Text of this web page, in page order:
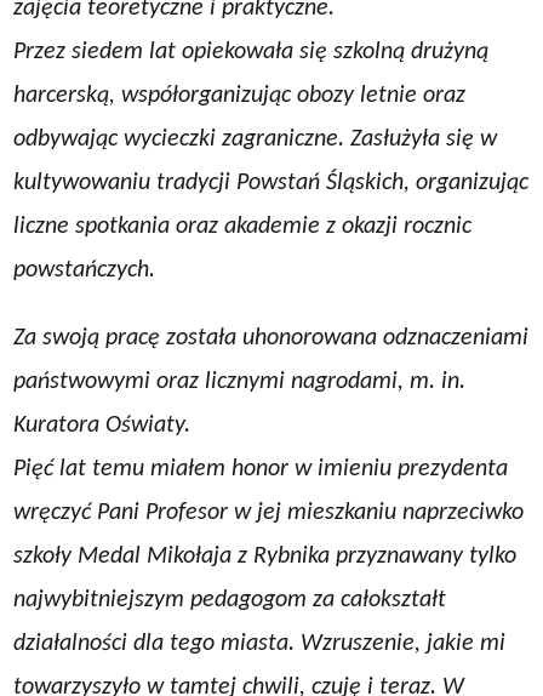
zajęcia teoretyczne i praktyczne.
Przez siedem lat opiekowała się szkolną drużyną
harcerską, współorganizując obozy letnie oraz
odbywając wycieczki zagraniczne. Zasłużyła się w
kultywowaniu tradycji Powstań Śląskich, organizując
liczne spotkania oraz akademie z okazji rocznic
powstańczych.
Za swoją pracę została uhonorowana odznaczeniami
państwowymi oraz licznymi nagrodami, m. in.
Kuratora Oświaty.
Pięć lat temu miałem honor w imieniu prezydenta
wręczyć Pani Profesor w jej mieszkaniu naprzeciwko
szkoły Medal Mikołaja z Rybnika przyznawany tylko
najwybitniejszym pedagogom za całokształt
działalności dla tego miasta. Wzruszenie, jakie mi
towarzyszyło w tamtej chwili, czuję i teraz. W